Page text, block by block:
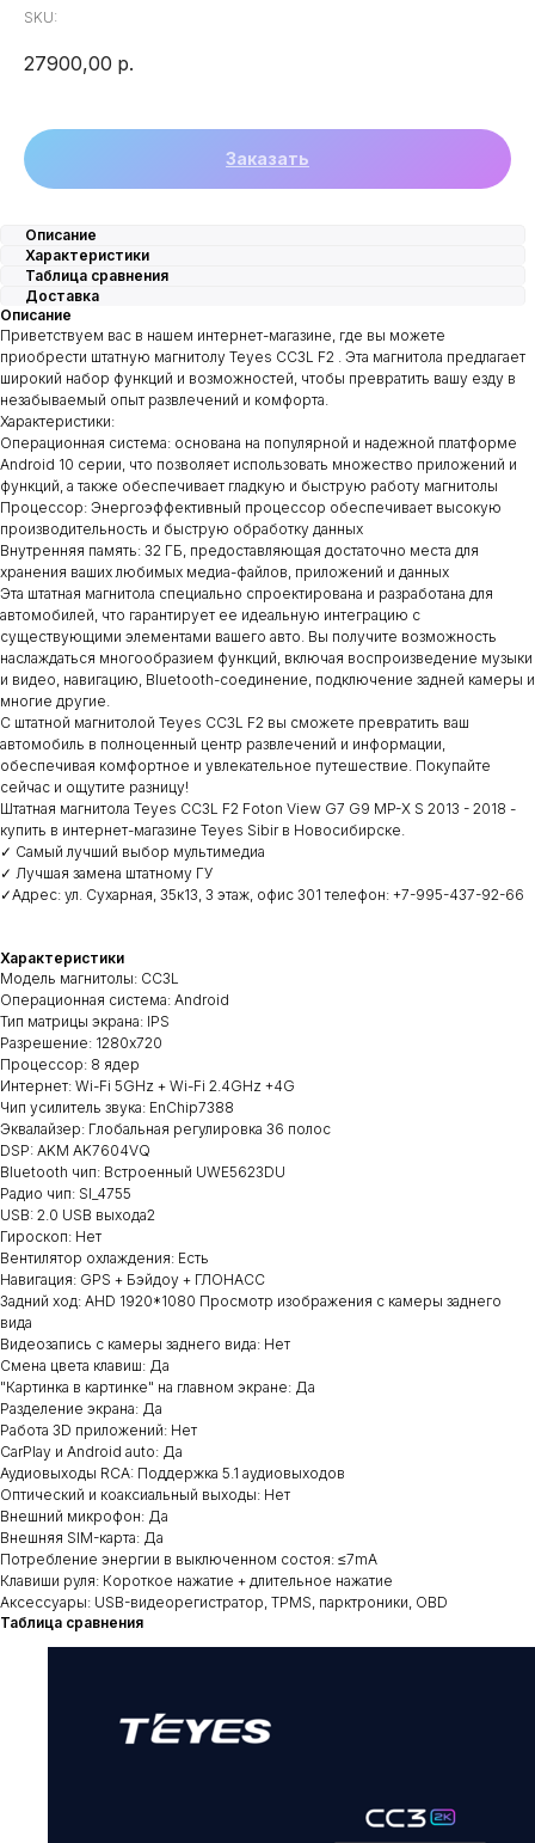
SKU:
27900,00 р.
Заказать
Описание
Характеристики
Таблица сравнения
Доставка
Описание
Приветствуем вас в нашем интернет-магазине, где вы можете
приобрести штатную магнитолу Teyes CC3L F2 . Эта магнитола предлагает
широкий набор функций и возможностей, чтобы превратить вашу езду в
незабываемый опыт развлечений и комфорта.
Характеристики:
Операционная система: основана на популярной и надежной платформе
Android 10 серии, что позволяет использовать множество приложений и
функций, а также обеспечивает гладкую и быструю работу магнитолы
Процессор: Энергоэффективный процессор обеспечивает высокую
производительность и быструю обработку данных
Внутренняя память: 32 ГБ, предоставляющая достаточно места для
хранения ваших любимых медиа-файлов, приложений и данных
Эта штатная магнитола специально спроектирована и разработана для
автомобилей, что гарантирует ее идеальную интеграцию с
существующими элементами вашего авто. Вы получите возможность
наслаждаться многообразием функций, включая воспроизведение музыки
и видео, навигацию, Bluetooth-соединение, подключение задней камеры и
многие другие.
С штатной магнитолой Teyes CC3L F2 вы сможете превратить ваш
автомобиль в полноценный центр развлечений и информации,
обеспечивая комфортное и увлекательное путешествие. Покупайте
сейчас и ощутите разницу!
Штатная магнитола Teyes CC3L F2 Foton View G7 G9 MP-X S 2013 - 2018 -
купить в интернет-магазине Teyes Sibir в Новосибирске.
✓ Самый лучший выбор мультимедиа
✓ Лучшая замена штатному ГУ
✓Адрес: ул. Сухарная, 35к13, 3 этаж, офис 301 телефон: +7-995-437-92-66
Характеристики
Модель магнитолы: CC3L
Операционная система: Android
Тип матрицы экрана: IPS
Разрешение: 1280х720
Процессор: 8 ядер
Интернет: Wi-Fi 5GHz + Wi-Fi 2.4GHz +4G
Чип усилитель звука: EnChip7388
Эквалайзер: Глобальная регулировка 36 полос
DSP: AKM AK7604VQ
Bluetooth чип: Встроенный UWE5623DU
Радио чип: SI_4755
USB: 2.0 USB выхода2
Гироскоп: Нет
Вентилятор охлаждения: Есть
Навигация: GPS + Бэйдоу + ГЛОНАСС
Задний ход: AHD 1920*1080 Просмотр изображения с камеры заднего
вида
Видеозапись с камеры заднего вида: Нет
Смена цвета клавиш: Да
"Картинка в картинке" на главном экране: Да
Разделение экрана: Да
Работа 3D приложений: Нет
CarPlay и Android auto: Да
Аудиовыходы RCA: Поддержка 5.1 аудиовыходов
Оптический и коаксиальный выходы: Нет
Внешний микрофон: Да
Внешняя SIM-карта: Да
Потребление энергии в выключенном состоя: ≤7mA
Клавиши руля: Короткое нажатие + длительное нажатие
Аксессуары: USB-видеорегистратор, TPMS, парктроники, OBD
Таблица сравнения